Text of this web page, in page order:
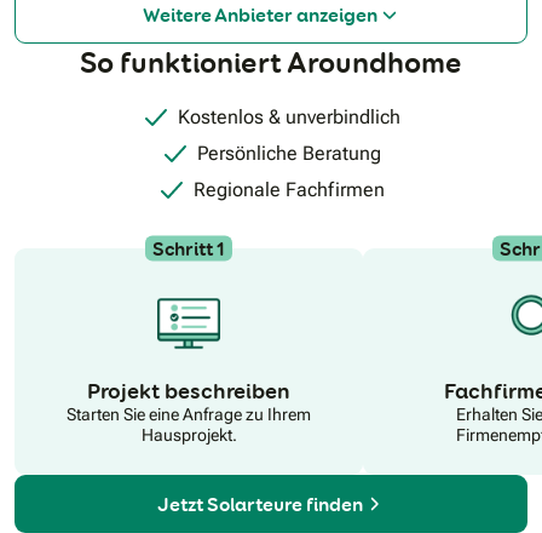
Weitere Anbieter anzeigen
So funktioniert Aroundhome
Kostenlos & unverbindlich
Persönliche Beratung
Regionale Fachfirmen
Schritt 1
Projekt beschreiben
Starten Sie eine Anfrage zu Ihrem
Hausprojekt.
Erhalten
Jetzt Solarteure finden